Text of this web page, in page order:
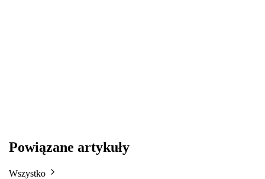
Powiązane artykuły
Wszystko